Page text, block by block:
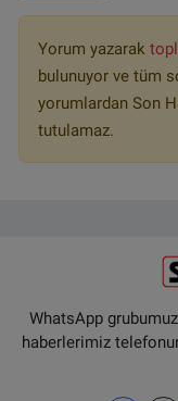
Yorum yazarak
bulunuyor ve tüm
yorumlardan Son
tutulamaz.
WhatsApp
haberlerimiz